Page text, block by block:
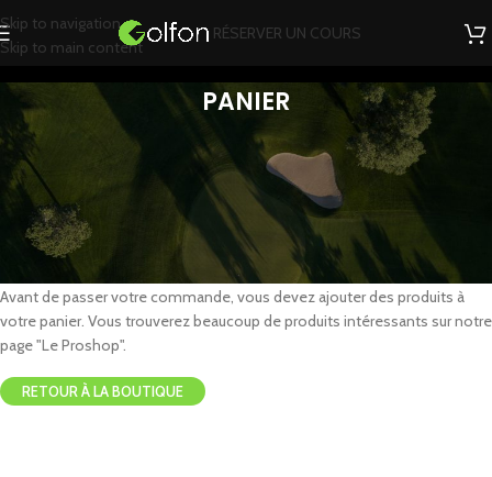
Skip to navigation
Skip to main content
RÉSERVER UN COURS
PANIER
Votre panier est actuellement vide.
Avant de passer votre commande, vous devez ajouter des produits à
votre panier. Vous trouverez beaucoup de produits intéressants sur notre
page "Le Proshop".
RETOUR À LA BOUTIQUE